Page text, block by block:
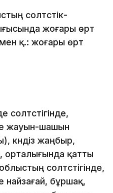
солтүстік-
жоғары өрт
қ.: жоғары өрт
жауын-шашын
күндіз жаңбыр,
орталығында қатты
солтүстігінде,
найзағай, бұршақ,